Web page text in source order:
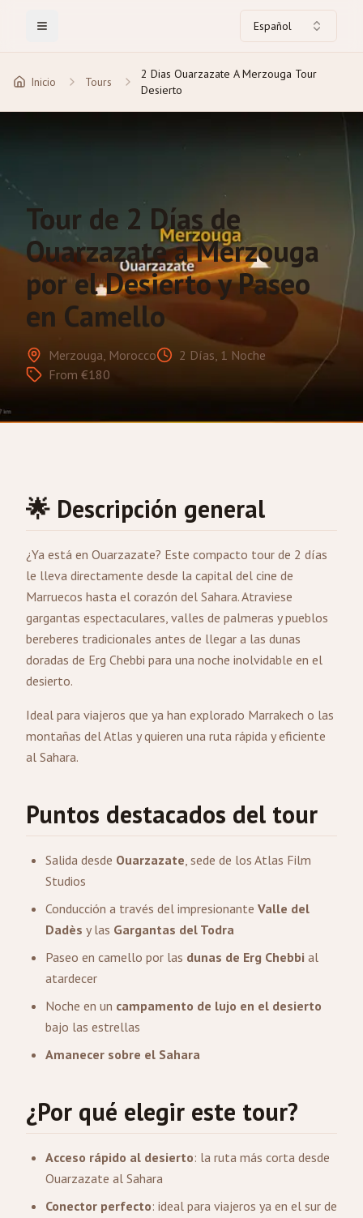
Toggle Menu Español
Inicio Tours
2 Dias Ouarzazate A Merzouga Tour
Desierto
Tour de 2 Días de
Ouarzazate a Merzouga
por el Desierto y Paseo
en Camello
Merzouga, Morocco
2 Días, 1 Noche
From €180
🌟 Descripción general
¿Ya está en Ouarzazate? Este compacto tour de 2 días
le lleva directamente desde la capital del cine de
Marruecos hasta el corazón del Sahara. Atraviese
gargantas espectaculares, valles de palmeras y pueblos
bereberes tradicionales antes de llegar a las dunas
doradas de Erg Chebbi para una noche inolvidable en el
desierto.
Ideal para viajeros que ya han explorado Marrakech o las
montañas del Atlas y quieren una ruta rápida y eficiente
al Sahara.
Puntos destacados del tour
Salida desde Ouarzazate, sede de los Atlas Film
Studios
Conducción a través del impresionante Valle del
Dadès y las Gargantas del Todra
Paseo en camello por las dunas de Erg Chebbi al
atardecer
Noche en un campamento de lujo en el desierto
bajo las estrellas
Amanecer sobre el Sahara
¿Por qué elegir este tour?
Acceso rápido al desierto: la ruta más corta desde
Ouarzazate al Sahara
Conector perfecto: ideal para viajeros ya en el sur de